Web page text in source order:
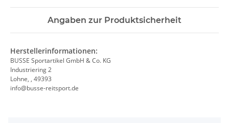
Angaben zur Produktsicherheit
Herstellerinformationen:
BUSSE Sportartikel GmbH & Co. KG
Industriering 2
Lohne, , 49393
info@busse-reitsport.de